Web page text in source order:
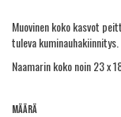
Muovinen koko kasvot
tuleva kuminauhakiinnitys.
Naamarin koko noin 23 x
Määrä